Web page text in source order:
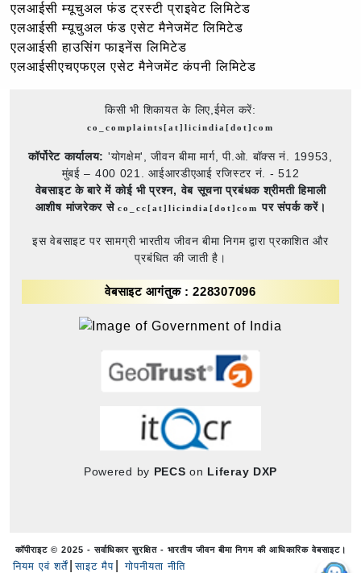
एलआईसी म्यूचुअल फंड ट्रस्टी प्राइवेट लिमिटेड
एलआईसी म्यूचुअल फंड एसेट मैनेजमेंट लिमिटेड
एलआईसी हाउसिंग फाइनेंस लिमिटेड
एलआईसीएचएफएल एसेट मैनेजमेंट कंपनी लिमिटेड
किसी भी शिकायत के लिए,ईमेल करें:
co_complaints[at]licindia[dot]com
कॉर्पोरेट कार्यालय: 'योगक्षेम', जीवन बीमा मार्ग, पी.ओ. बॉक्स नं. 19953,
मुंबई – 400 021. आईआरडीएआई रजिस्टर नं. - 512
वेबसाइट के बारे में कोई भी प्रश्न, वेब सूचना प्रबंधक श्रीमती हिमाली
आशीष मांजरेकर सेco_cc[at]licindia[dot]comपर संपर्क करें।
इस वेबसाइट पर सामग्री भारतीय जीवन बीमा निगम द्वारा प्रकाशित और
प्रबंधित की जाती है।
वेबसाइट आगंतुक : 228307096
Powered by PECS on Liferay DXP
कॉपीराइट © 2025 - सर्वाधिकार सुरक्षित - भारतीय जीवन बीमा निगम की आधिकारिक वेबसाइट।
नियम एवं शर्तें साइट मैप गोपनीयता नीति